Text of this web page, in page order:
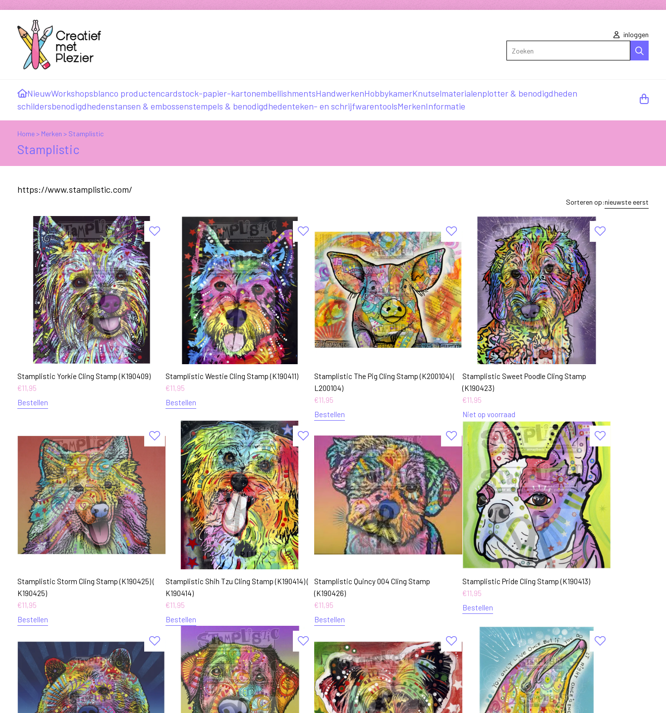
inloggen
NieuwWorkshopsblanco productencardstock-papier-kartonembellishmentsHandwerkenHobbykamerKnutselmaterialenplotter & benodigdheden
schildersbenodigdhedenstansen & embossenstempels & benodigdhedenteken- en schrijfwarentoolsMerkenInformatie
Home> Merken > Stamplistic
Stamplistic
https://www.stamplistic.com/
Sorteren op:nieuwste eerst
Stamplistic Yorkie Cling Stamp (K190409)
€11,95
Bestellen
Stamplistic Westie Cling Stamp (K190411)
€11,95
Bestellen
Stamplistic The Pig Cling Stamp (K200104) (
L200104)
€11,95
Bestellen
Stamplistic Sweet Poodle Cling Stamp
(K190423)
€11,95
Niet op voorraad
Stamplistic Storm Cling Stamp (K190425) (
K190425)
€11,95
Bestellen
Stamplistic Shih Tzu Cling Stamp (K190414) (
K190414)
€11,95
Bestellen
Stamplistic Quincy 004 Cling Stamp
(K190426)
€11,95
Bestellen
Stamplistic Pride Cling Stamp (K190413)
€11,95
Bestellen